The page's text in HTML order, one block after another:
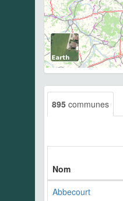
895 communes
Nom
Abbecourt